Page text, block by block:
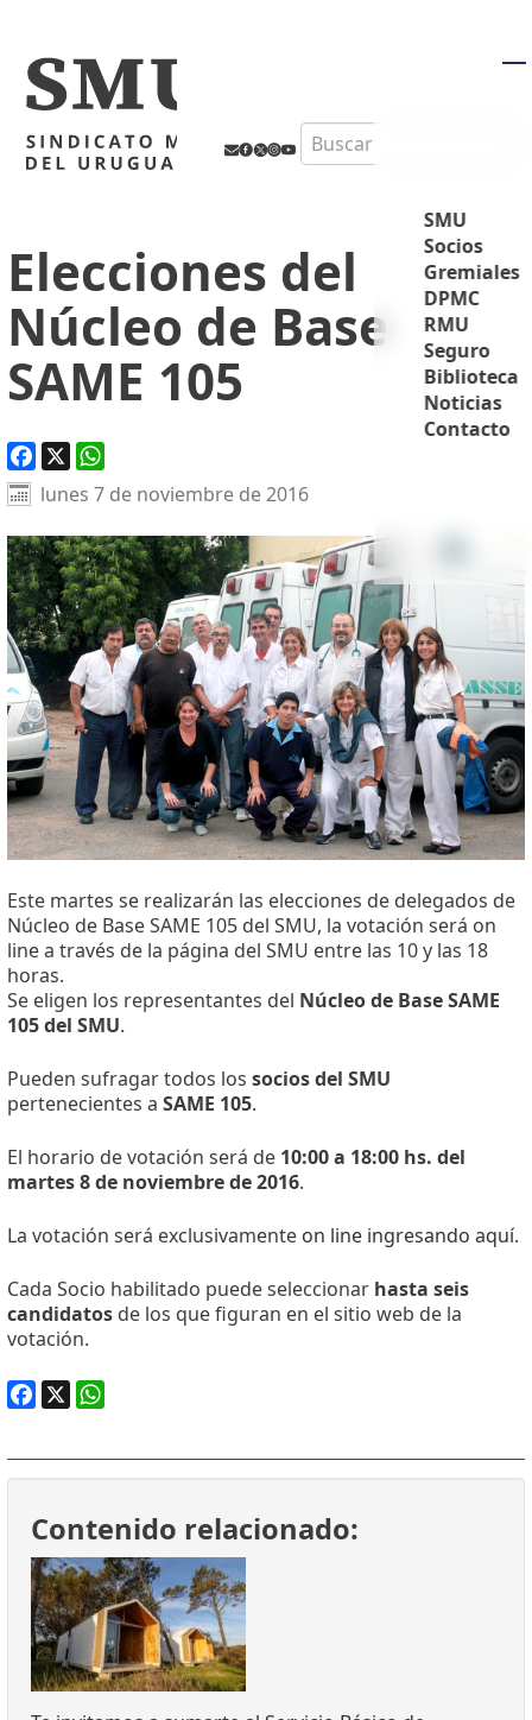
Search
SMU
Socios
Gremiales
DPMC
RMU
Seguro
Biblioteca
Noticias
Contacto
Elecciones del
Núcleo de Base
SAME 105
Facebook
X WhatsApp
lunes 7 de noviembre de 2016
Este martes se realizarán las elecciones de delegados de
Núcleo de Base SAME 105 del SMU, la votación será on
line a través de la página del SMU entre las 10 y las 18
horas.
Se eligen los representantes del Núcleo de Base SAME
105 del SMU.
Pueden sufragar todos los socios del SMU
pertenecientes a SAME 105.
El horario de votación será de 10:00 a 18:00 hs. del
martes 8 de noviembre de 2016.
La votación será exclusivamente on line ingresando aquí.
Cada Socio habilitado puede seleccionar hasta seis
candidatos de los que figuran en el sitio web de la
votación.
Contenido relacionado: